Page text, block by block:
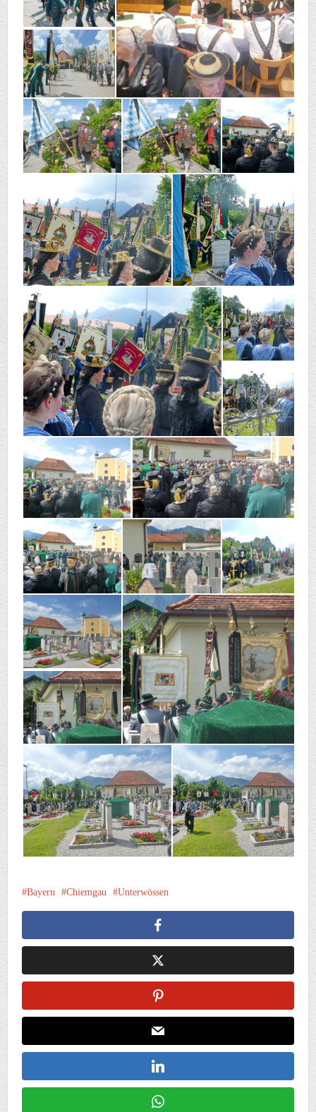
Bayern Chiemgau Unterwössen